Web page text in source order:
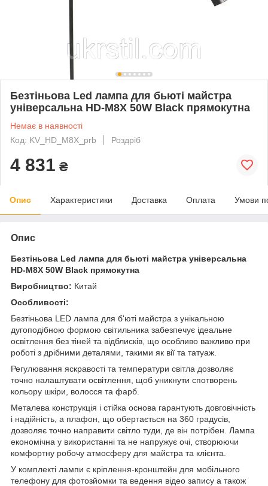
Безтіньова Led лампа для бьюті майстра
універсальна HD-M8X 50W Black прямокутна
Немає в наявності
Код: KV_HD_M8X_prb
Роздріб
4 831 ₴
Опис Характеристики Доставка Оплата Умови
Опис
Безтіньова Led лампа для бьюті майстра універсальна
HD-M8X 50W Black прямокутна
Виробництво: Китай
Особливості:
Безтіньова LED лампа для б'юті майстра з унікальною
дугоподібною формою світильника забезпечує ідеальне
освітлення без тіней та відблисків, що особливо важливо при
роботі з дрібними деталями, такими як вії та татуаж.
Регулювання яскравості та температури світла дозволяє
точно налаштувати освітлення, щоб уникнути спотворень
кольору шкіри, волосся та фарб.
Металева конструкція і стійка основа гарантують довговічність
і надійність, а плафон, що обертається на 360 градусів,
дозволяє точно направити світло туди, де він потрібен. Лампа
економічна у використанні та не напружує очі, створюючи
комфортну робочу атмосферу для майстра та клієнта.
У комплекті лампи є кріплення-кронштейн для мобільного
телефону для фотозйомки та ведення відео запису а також